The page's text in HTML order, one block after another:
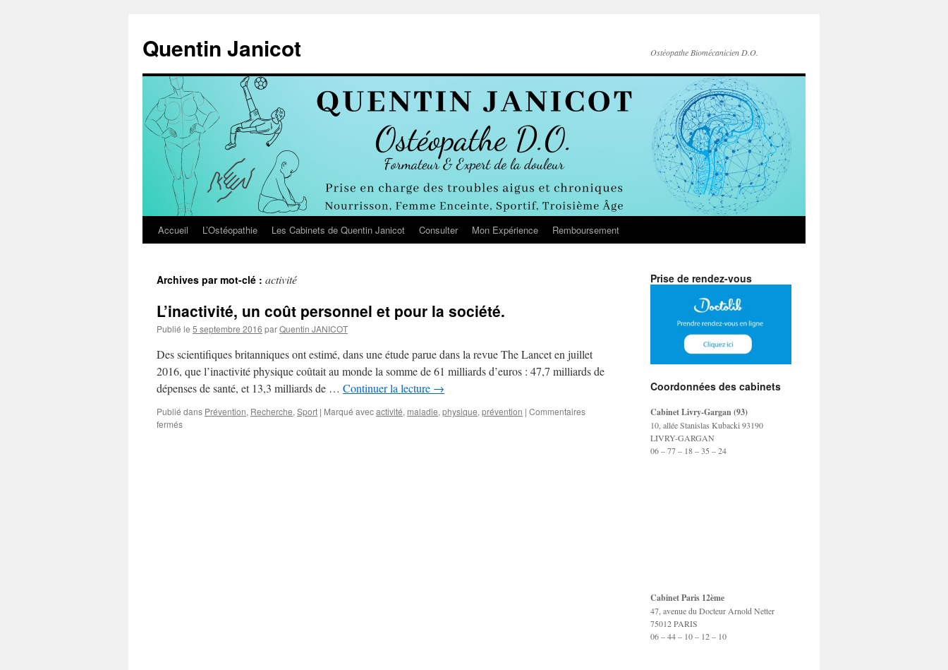
contenu
Quentin Janicot Ostéopathe Biomécanicien D.O.
Accueil L’Ostéopathie Les Cabinets de Quentin Janicot Consulter Mon Expérience Remboursement
Archives par mot-clé : activité
L’inactivité, un coût personnel et pour la société.
Publié le 5 septembre 2016 parQuentin JANICOT
Des scientifiques britanniques ont estimé, dans une étude parue dans la revue The Lancet en juillet
2016, que l’inactivité physique coûtait au monde la somme de 61 milliards d’euros : 47,7 milliards de
dépenses de santé, et 13,3 milliards de … Continuer la lecture →
Publié dans Prévention, Recherche, Sport | Marqué avecactivité, maladie, physique, prévention | Commentaires
ferméssur
Prise de rendez-vous
Coordonnées des cabinets
Cabinet Livry-Gargan (93)
10, allée Stanislas Kubacki 93190
LIVRY-GARGAN
06 – 77 – 18 – 35 – 24
Cabinet Paris 12ème
47, avenue du Docteur Arnold Netter
75012 PARIS
06 – 44 – 10 – 12 – 10